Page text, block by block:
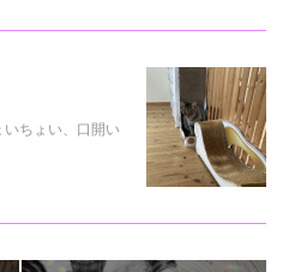
ちょい、口開い